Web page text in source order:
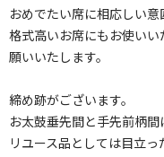
おめでたい席に相応しい意
格式高いお席にもお使い
願いいたします。
締め跡がございます。
お太鼓垂先間と手先前柄間
リユース品としては目立